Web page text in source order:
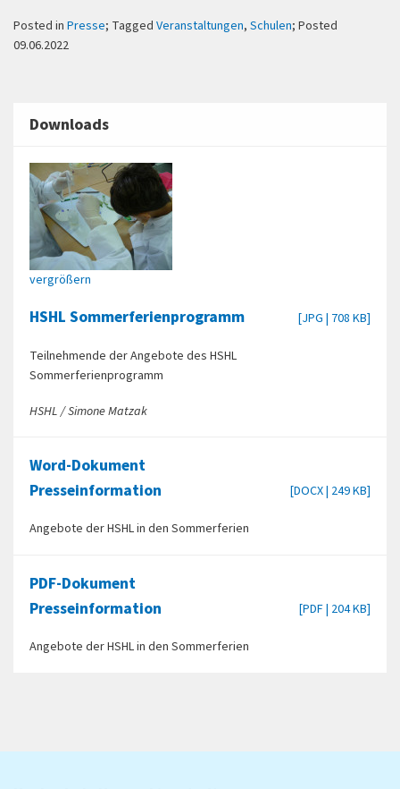
Posted in Presse; Tagged Veranstaltungen, Schulen; Posted
09.06.2022
Downloads
vergrößern
HSHL Sommerferienprogramm [JPG | 708 KB]
Teilnehmende der Angebote des HSHL
Sommerferienprogramm
HSHL / Simone Matzak
Word-Dokument
Presseinformation
[DOCX | 249 KB]
Angebote der HSHL in den Sommerferien
PDF-Dokument
Presseinformation
[PDF | 204 KB]
Angebote der HSHL in den Sommerferien